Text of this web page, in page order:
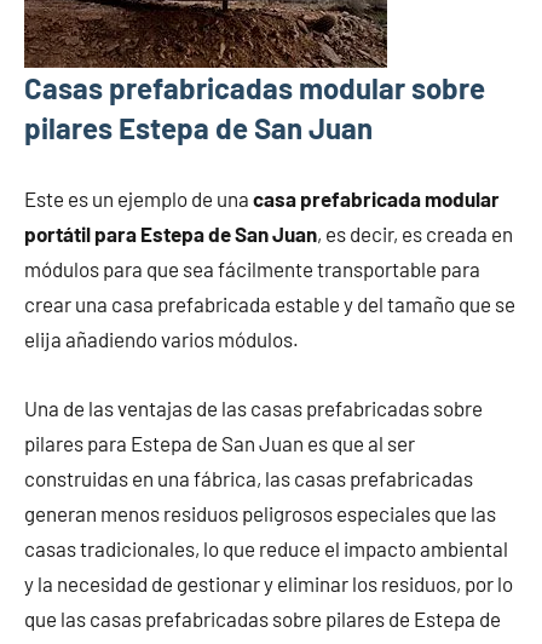
Casas prefabricadas modular sobre
pilares Estepa de San Juan
Este es un ejemplo de una casa prefabricada modular
portátil para Estepa de San Juan, es decir, es creada en
módulos para que sea fácilmente transportable para
crear una casa prefabricada estable y del tamaño que se
elija añadiendo varios módulos.
Una de las ventajas de las casas prefabricadas sobre
pilares para Estepa de San Juan es que al ser
construidas en una fábrica, las casas prefabricadas
generan menos residuos peligrosos especiales que las
casas tradicionales, lo que reduce el impacto ambiental
y la necesidad de gestionar y eliminar los residuos, por lo
que las casas prefabricadas sobre pilares de Estepa de